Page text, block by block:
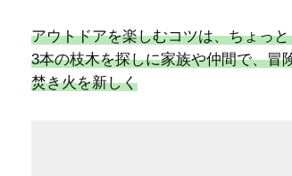
アウトドアを楽しむコツは、ちょっ
3本の枝木を探しに家族や仲間で​、冒
焚き火を新しく